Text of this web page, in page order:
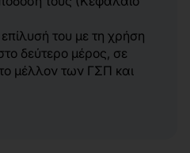
του με τη χρήση
δεύτερο μέρος, σε
μέλλον των ΓΣΠ και